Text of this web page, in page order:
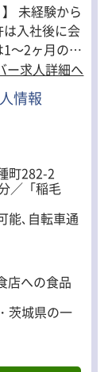
入社後に会
コツをしっ
遇も充
ー求人詳細へ
情報
町282-2
／「稲毛
能､自転車通
店への食品
茨城県の一